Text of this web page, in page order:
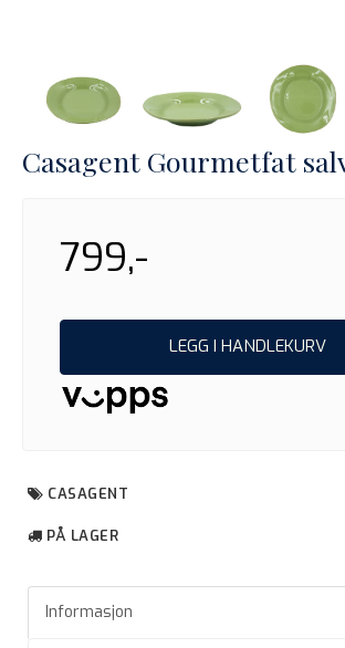
Casagent Gourmetfat
799,-
LEGG I HANDLEKURV
CASAGENT
PÅ LAGER
Informasjon